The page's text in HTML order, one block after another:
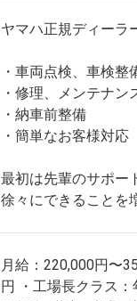
ヤマハ正規ディーラ
・車両点検、車検整
・修理、メンテナン
・納車前整備
・簡単なお客様対応
最初は先輩のサポー
徐々にできることを
月給：220,000円〜
円 ・工場長クラス